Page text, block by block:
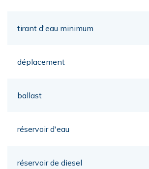
tirant d'eau minimum
déplacement
ballast
réservoir d'eau
réservoir de diesel